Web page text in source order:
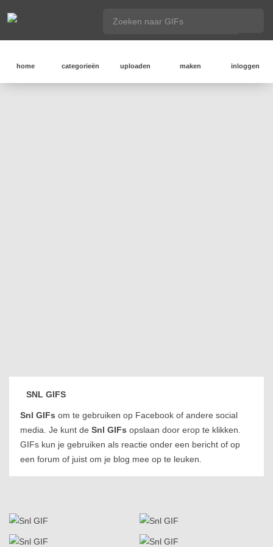
home categorieën uploaden maken inloggen
SNL GIFS
Snl GIFs om te gebruiken op Facebook of andere social
media. Je kunt de Snl GIFs opslaan door erop te klikken.
GIFs kun je gebruiken als reactie onder een bericht of op
een forum of juist om je blog mee op te leuken.